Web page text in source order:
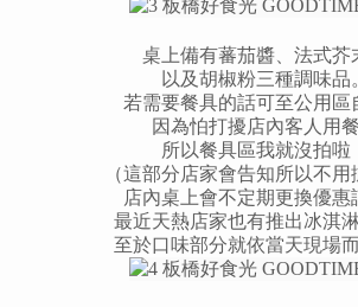
桌上備有蕃茄醬、法式芥
以及胡椒粉三種調味品
若需要餐具的話可至公用區
因為怕打擾店內客人用餐
所以餐具區我就沒拍啦
（這部分店家會告知所以不用
店內桌上會不定期更換優惠
最近天熱店家也有推出冰淇淋
至於口味部分就依當天現場而